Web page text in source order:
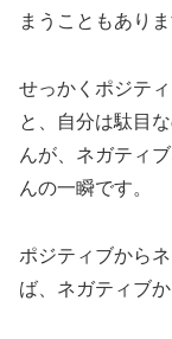
まうこともありま
せっかくポジテ
と、自分は駄目
んが、ネガティ
んの一瞬です。
ポジティブから
ば、ネガティブ